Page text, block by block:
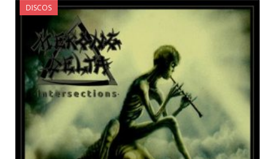
DISCOS